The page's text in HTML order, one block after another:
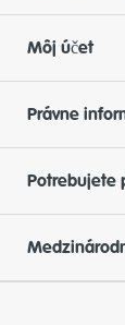
Môj účet
Právne
Potrebujete